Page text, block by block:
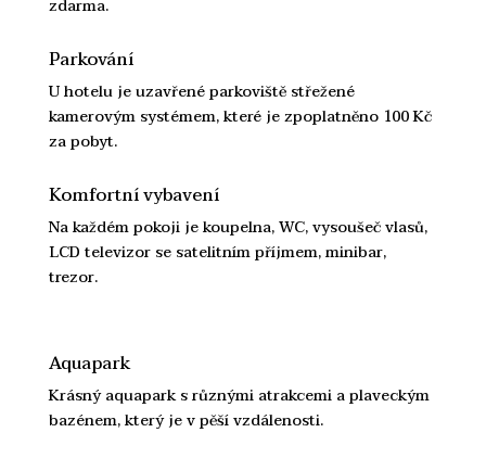
zdarma.
Parkování
U hotelu je uzavřené parkoviště střežené
kamerovým systémem, které je zpoplatněno 100 Kč
za pobyt.
Komfortní vybavení
Na každém pokoji je koupelna, WC, vysoušeč vlasů,
LCD televizor se satelitním příjmem, minibar,
trezor.
Aquapark
Krásný aquapark s různými atrakcemi a plaveckým
bazénem, který je v pěší vzdálenosti.